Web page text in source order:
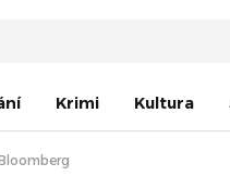
Krimi Kultura